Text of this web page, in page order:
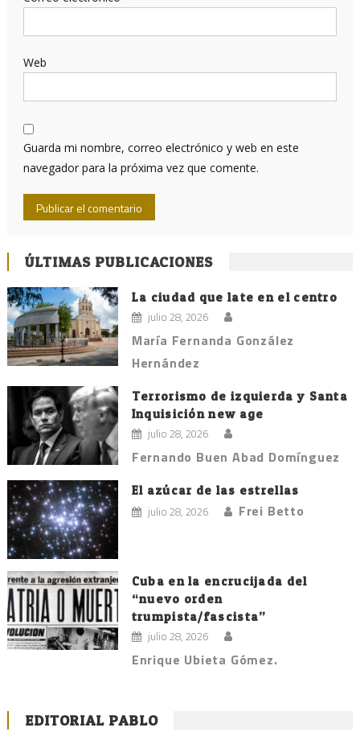
Web
Guarda mi nombre, correo electrónico y web en este
navegador para la próxima vez que comente.
ÚLTIMAS PUBLICACIONES
La ciudad que late en el centro
julio 28, 2026
María Fernanda González
Hernández
Terrorismo de izquierda y Santa
Inquisición new age
julio 28, 2026
Fernando Buen Abad Domínguez
El azúcar de las estrellas
julio 28, 2026 Frei Betto
Cuba en la encrucijada del
“nuevo orden
trumpista/fascista”
julio 28, 2026
Enrique Ubieta Gómez.
EDITORIAL PABLO